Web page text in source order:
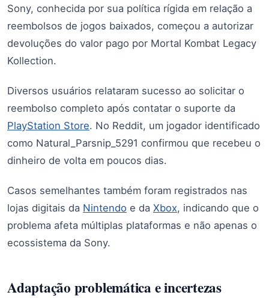
Sony, conhecida por sua política rígida em relação a
reembolsos de jogos baixados, começou a autorizar
devoluções do valor pago por Mortal Kombat Legacy
Kollection.
Diversos usuários relataram sucesso ao solicitar o
reembolso completo após contatar o suporte da
PlayStation Store. No Reddit, um jogador identificado
como Natural_Parsnip_5291 confirmou que recebeu o
dinheiro de volta em poucos dias.
Casos semelhantes também foram registrados nas
lojas digitais da Nintendo e da Xbox, indicando que o
problema afeta múltiplas plataformas e não apenas o
ecossistema da Sony.
Adaptação problemática e incertezas